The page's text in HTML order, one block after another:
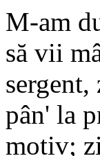
M-am
să vii
pân' la
motiv;